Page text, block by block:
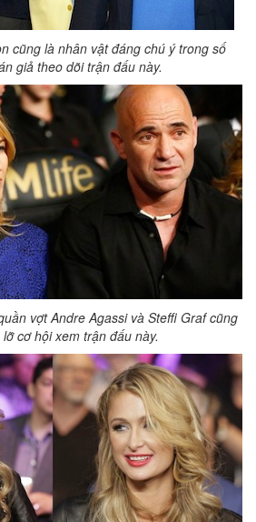
cũng là nhân vật đáng chú ý trong số
giả theo dõi trận đấu này.
vợt Andre Agassi và Steffi Graf cũng
cơ hội xem trận đấu này.